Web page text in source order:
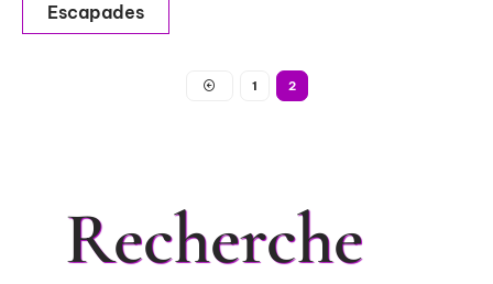
Escapades
1 2
Recherche